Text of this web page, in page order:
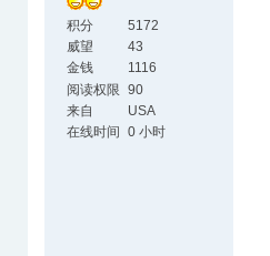
积分
5172
威望
43
金钱
1116
阅读权限 90
来自
USA
在线时间
0 小时